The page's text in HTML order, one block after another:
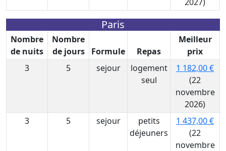
Paris
Nombre
de nuits
Nombre
de jours
Formule Repas
Meilleur
prix
3
5 sejour
logement
seul
1 182,00 €
(22
novembre
2026)
3
5 sejour
petits
déjeuners
1 437,00 €
(22
novembre